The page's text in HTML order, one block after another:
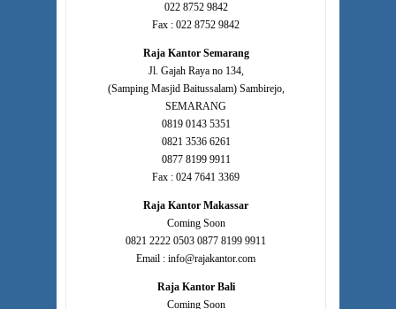
022 8752 9842
Fax : 022 8752 9842
Raja Kantor Semarang
Jl. Gajah Raya no 134,
(Samping Masjid Baitussalam) Sambirejo,
SEMARANG
0819 0143 5351
0821 3536 6261
0877 8199 9911
Fax : 024 7641 3369
Raja Kantor Makassar
Coming Soon
0821 2222 0503 0877 8199 9911
Email : info@rajakantor.com
Raja Kantor Bali
Coming Soon